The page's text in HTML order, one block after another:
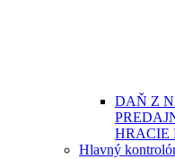
DAŇ Z
HRACIE
Hlavný